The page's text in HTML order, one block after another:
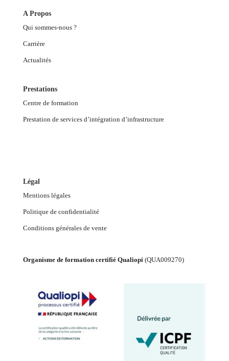
A Propos
Qui sommes-nous ?
Carrière
Actualités
Prestations
Centre de formation
Prestation de services d’intégration d’infrastructure
Légal
Mentions légales
Politique de confidentialité
Conditions générales de vente
Organisme de formation certifié Qualiopi (QUA009270)